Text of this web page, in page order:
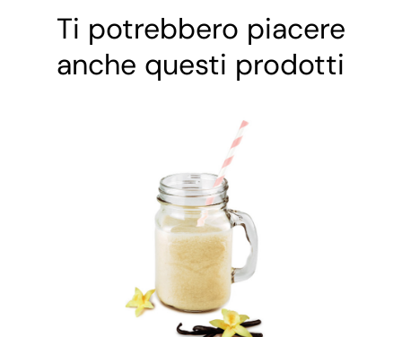
Ti potrebbero piacere
anche questi prodotti